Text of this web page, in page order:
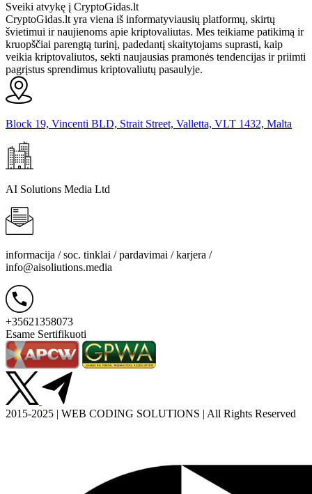
Sveiki atvykę į CryptoGidas.lt
CryptoGidas.lt yra viena iš informatyviausių platformų, skirtų
švietimui ir naujienoms apie kriptovaliutas. Mes teikiame patikimą ir
kruopščiai parengtą turinį, padedantį skaitytojams suprasti, kaip
veikia kriptovaliutos, sekti naujausias pramonės tendencijas ir priimti
pagrįstus sprendimus kriptovaliutų pasaulyje.
Block 19, Vincenti BLD, Strait Street, Valletta, VLT 1432, Malta
AI Solutions Media Ltd
informacija / soc. tinklai / pardavimai / karjera /
info@aisoliutions.media
+35621358073
Esame Sertifikuoti
2015-2025 | WEB CODING SOLUTIONS | All Rights Reserved